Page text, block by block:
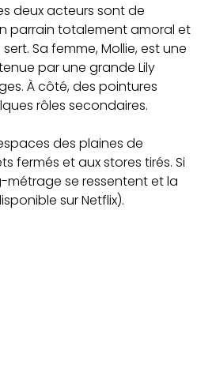
deux acteurs sont de
parrain totalement amoral et
Sa femme, Mollie, est une
par une grande Lily
À côté, des pointures
rôles secondaires.
des plaines de
fermés et aux stores tirés. Si
métrage se ressentent et la
sur Netflix).